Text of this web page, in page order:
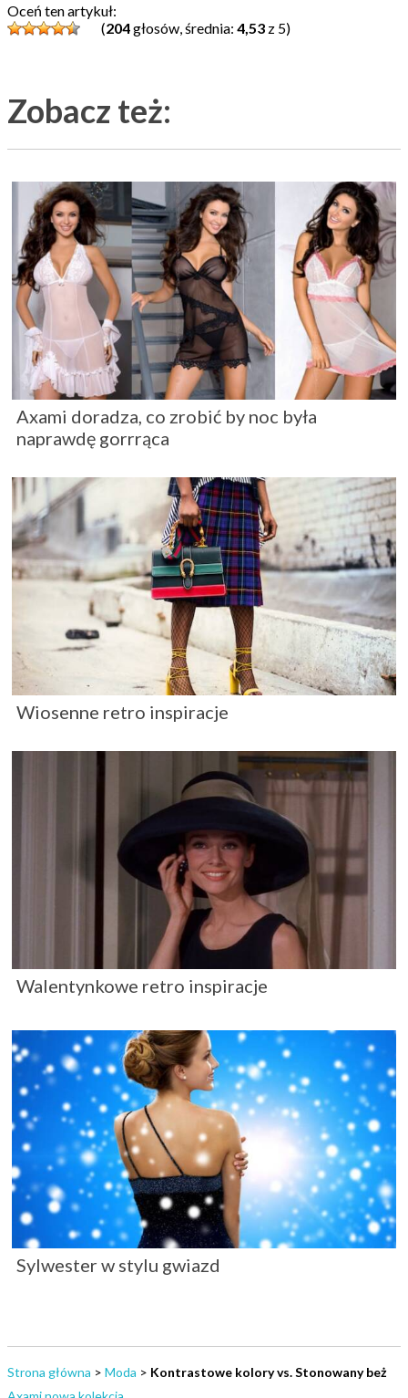
Oceń ten artykuł:
(204głosów, średnia: 4,53 z 5)
Zobacz też:
Axami doradza, co zrobić by noc była
naprawdę gorrrąca
Wiosenne retro inspiracje
Walentynkowe retro inspiracje
Sylwester w stylu gwiazd
Strona główna > Moda > Kontrastowe kolory vs. Stonowany beż